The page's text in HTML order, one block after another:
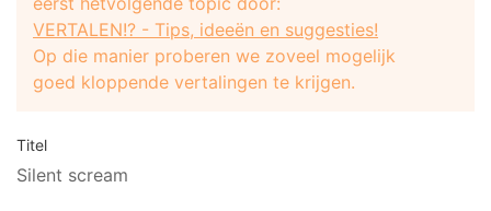
VERTALEN!? - Tips, ideeën en suggesties!
Op die manier proberen we zoveel mogelijk
goed kloppende vertalingen te krijgen.
Titel
Silent scream